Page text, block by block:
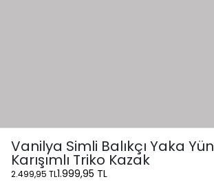
Vanilya Simli Balıkçı Yaka Yün
Karışımlı Triko Kazak
2.499,95 TL1.999,95 TL